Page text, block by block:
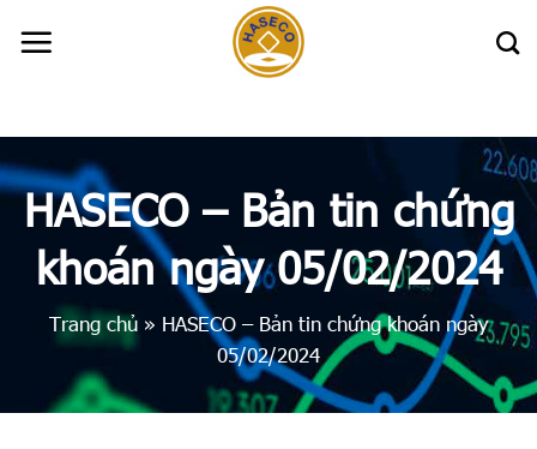
HASECO – Bản tin chứng
khoán ngày 05/02/2024
Trang chủ » HASECO – Bản tin chứng khoán ngày
05/02/2024